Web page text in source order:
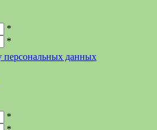
*
*
персональных данных
*